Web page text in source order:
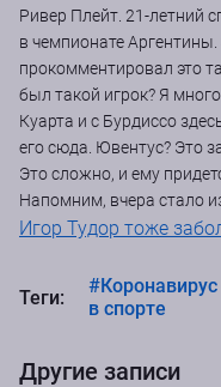
Ривер Плейт. 21-летний
в чемпионате
прокомментировал это
был такой игрок? Я
Куарта и с Бурдиссо
его сюда. Ювентус? Это
Это сложно, и ему
Напомним, вчера стало
Игор Тудор тоже
Теги:
#Коронавирус
в спорте
Другие записи